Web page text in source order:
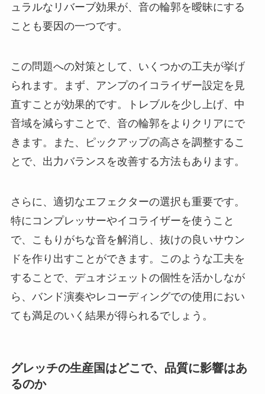
ュラルなリバーブ効果が、音の輪郭を曖昧にする
ことも要因の一つです。
この問題への対策として、いくつかの工夫が挙げ
られます。まず、アンプのイコライザー設定を見
直すことが効果的です。トレブルを少し上げ、中
音域を減らすことで、音の輪郭をよりクリアにで
きます。また、ピックアップの高さを調整するこ
とで、出力バランスを改善する方法もあります。
さらに、適切なエフェクターの選択も重要です。
特にコンプレッサーやイコライザーを使うこと
で、こもりがちな音を解消し、抜けの良いサウン
ドを作り出すことができます。このような工夫を
することで、デュオジェットの個性を活かしなが
ら、バンド演奏やレコーディングでの使用におい
ても満足のいく結果が得られるでしょう。
グレッチの生産国はどこで、品質に影響はあ
るのか